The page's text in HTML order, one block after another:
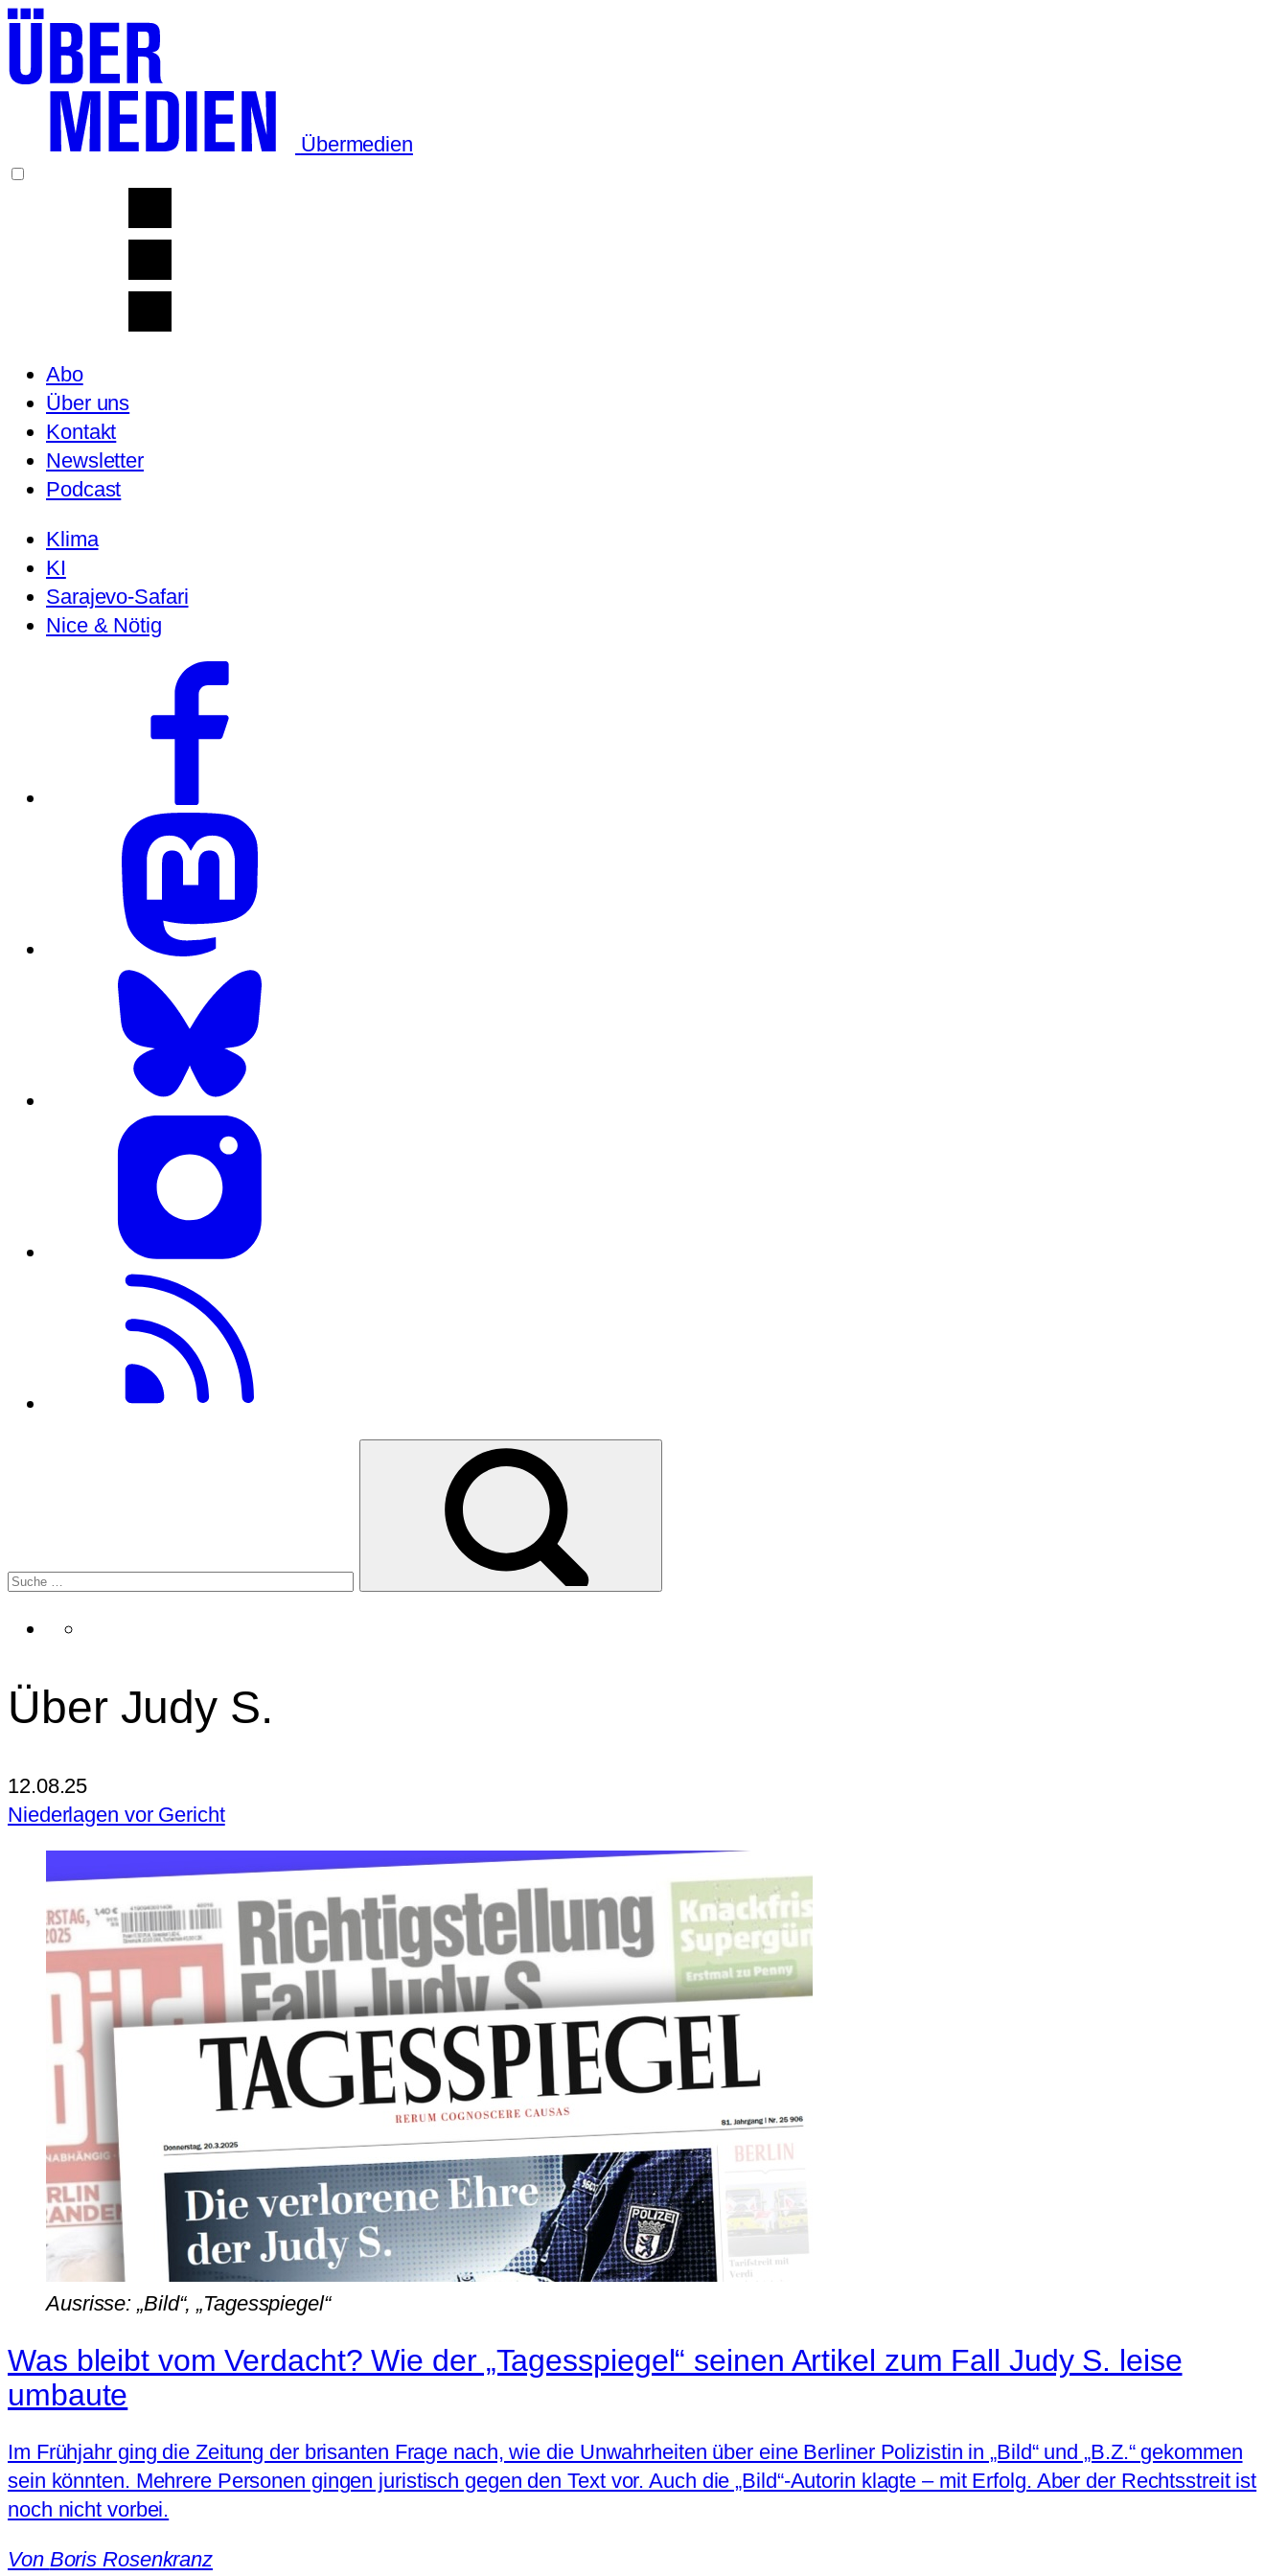
Übermedien
Abo
Über uns
Kontakt
Newsletter
Podcast
Klima
KI
Sarajevo-Safari
Nice & Nötig
Über Judy S.
12.08.25
Niederlagen vor Gericht
Ausrisse: „Bild“, „Tagesspiegel“
Was bleibt vom Verdacht? Wie der „Tagesspiegel“ seinen Artikel zum Fall Judy S. leise
umbaute
Im Frühjahr ging die Zeitung der brisanten Frage nach, wie die Unwahrheiten über eine Berliner Polizistin in „Bild“ und „B.Z.“ gekommen
sein könnten. Mehrere Personen gingen juristisch gegen den Text vor. Auch die „Bild“-Autorin klagte – mit Erfolg. Aber der Rechtsstreit ist
noch nicht vorbei.
Von Boris Rosenkranz